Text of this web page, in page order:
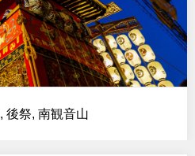
, 後祭, 南観音山